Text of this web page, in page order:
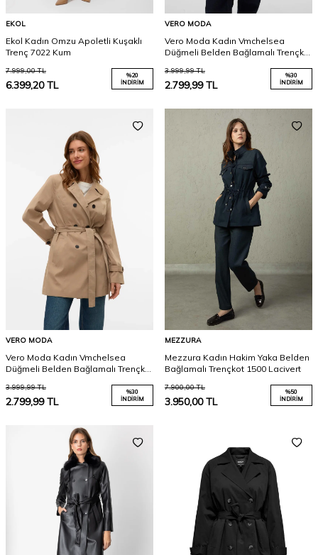
EKOL
Ekol Kadın Omzu Apoletli Kuşaklı
Trenç 7022 Kum
7.999,00TL
6.399,20TL
%20
İNDIRIM
VERO MODA
Vero Moda Kadın Vmchelsea
Düğmeli Belden Bağlamalı Trençkot
3.999,99TL
2.799,99TL
%30
İNDIRIM
VERO MODA
Vero Moda Kadın Vmchelsea
Düğmeli Belden Bağlamalı Trençkot
3.999,99TL
2.799,99TL
%30
İNDIRIM
MEZZURA
Mezzura Kadın Hakim Yaka Belden
Bağlamalı Trençkot 1500 Lacivert
7.900,00TL
3.950,00TL
%50
İNDIRIM